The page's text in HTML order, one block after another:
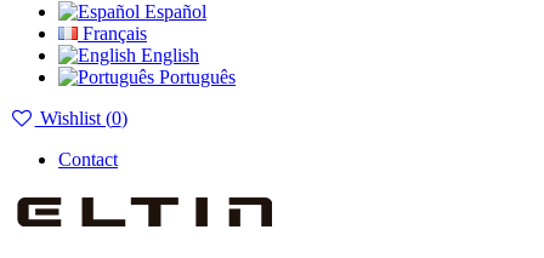
Español
Français
English
Português
Wishlist (0)
Contact